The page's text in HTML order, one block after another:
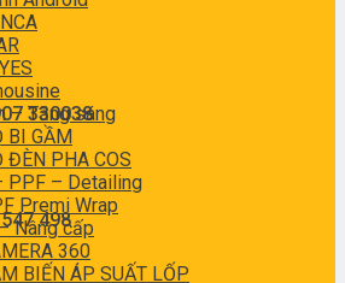
330038
498
– Tăng sáng
BI GẦM
ĐÈN PHA COS
PPF – Detailing
Premi Wrap
Nâng cấp
360
BIẾN ÁP SUẤT LỐP